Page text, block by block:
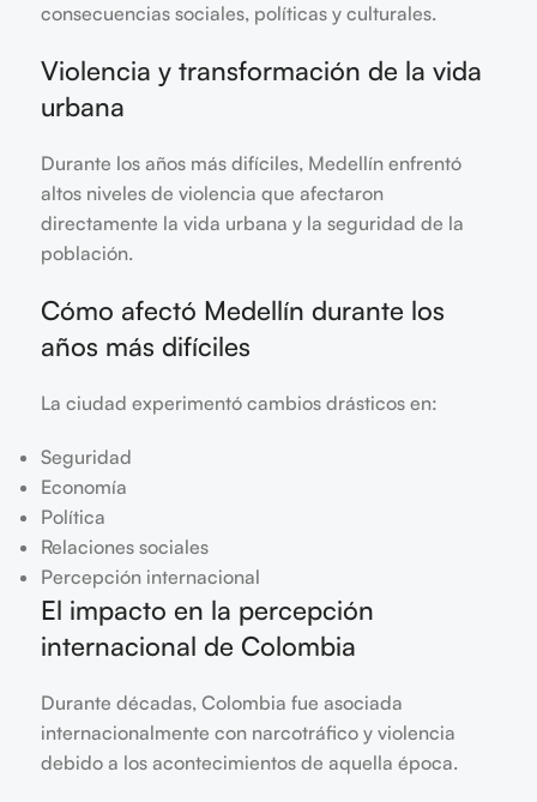
consecuencias sociales, políticas y culturales.
Violencia y transformación de la vida
urbana
Durante los años más difíciles, Medellín enfrentó
altos niveles de violencia que afectaron
directamente la vida urbana y la seguridad de la
población.
Cómo afectó Medellín durante los
años más difíciles
La ciudad experimentó cambios drásticos en:
Seguridad
Economía
Política
Relaciones sociales
Percepción internacional
El impacto en la percepción
internacional de Colombia
Durante décadas, Colombia fue asociada
internacionalmente con narcotráfico y violencia
debido a los acontecimientos de aquella época.